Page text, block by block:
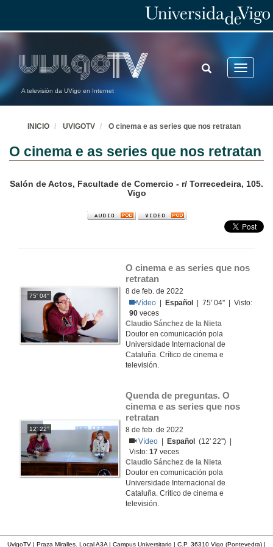
A televisión da UVigo en Internet
Toggle
TOGGLE
SEARCH
INICIO UVIGOTV O cinema e as series que nos retratan
O cinema e as series que nos retratan
Salón de Actos, Facultade de Comercio - r/ Torrecedeira, 105.
Vigo
75' 04''
O cinema e as series que nos
retratan
8 de feb. de 2022
Vídeo
Español
| 75' 04'' | Visto:
90 veces
Claudio Sánchez de la Nieta
Doutor en comunicación pola
Universidade Internacional de
Cataluña. Crítico de cinema e
televisión.
12' 22''
Quenda de preguntas. O
cinema e as series que nos
retratan
8 de feb. de 2022
Vídeo
Español
(12' 22'') |
Visto:17 veces
Claudio Sánchez de la Nieta
Doutor en comunicación pola
Universidade Internacional de
Cataluña. Crítico de cinema e
televisión.
UvigoTV | Praza Miralles. Local A3A | Campus Universitario | C.P. 36310 Vigo (Pontevedra) |